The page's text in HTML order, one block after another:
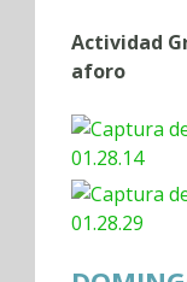
Actividad
aforo